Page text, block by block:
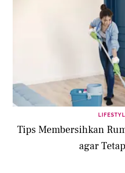
Tips Membersihkan
agar